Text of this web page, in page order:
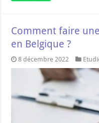
Comment faire
en Belgique ?
8 décembre 2022